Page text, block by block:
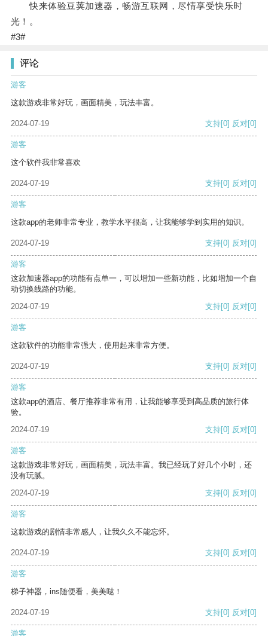
快来体验豆荚加速器，畅游互联网，尽情享受快乐时
光！。
#3#
评论
游客
这款游戏非常好玩，画面精美，玩法丰富。
2024-07-19 支持[0] 反对[0]
游客
这个软件我非常喜欢
2024-07-19 支持[0] 反对[0]
游客
这款app的老师非常专业，教学水平很高，让我能够学到实用的知识。
2024-07-19 支持[0] 反对[0]
游客
这款加速器app的功能有点单一，可以增加一些新功能，比如增加一个自
动切换线路的功能。
2024-07-19
支持[0] 反对[0]
游客
这款软件的功能非常强大，使用起来非常方便。
2024-07-19 支持[0] 反对[0]
游客
这款app的酒店、餐厅推荐非常有用，让我能够享受到高品质的旅行体
验。
2024-07-19
支持[0] 反对[0]
游客
这款游戏非常好玩，画面精美，玩法丰富。我已经玩了好几个小时，还
没有玩腻。
2024-07-19
支持[0] 反对[0]
游客
这款游戏的剧情非常感人，让我久久不能忘怀。
2024-07-19 支持[0] 反对[0]
游客
梯子神器，ins随便看，美美哒！
2024-07-19 支持[0] 反对[0]
游客